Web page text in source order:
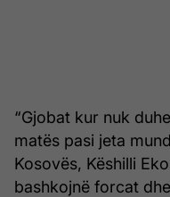
“Gjobat kur nuk
matës pasi jeta
Kosovës, Këshilli
bashkojnë forcat